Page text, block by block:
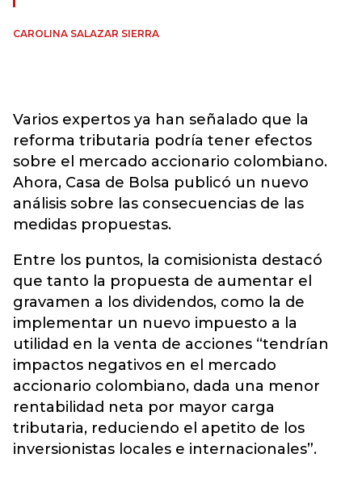
CAROLINA SALAZAR SIERRA
Varios expertos ya han señalado que la
reforma tributaria podría tener efectos
sobre el mercado accionario colombiano.
Ahora, Casa de Bolsa publicó un nuevo
análisis sobre las consecuencias de las
medidas propuestas.
Entre los puntos, la comisionista destacó
que tanto la propuesta de aumentar el
gravamen a los dividendos, como la de
implementar un nuevo impuesto a la
utilidad en la venta de acciones “tendrían
impactos negativos en el mercado
accionario colombiano, dada una menor
rentabilidad neta por mayor carga
tributaria, reduciendo el apetito de los
inversionistas locales e internacionales”.